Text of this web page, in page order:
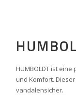
HUMBOLDT ist
und Komfort.
vandalensicher.